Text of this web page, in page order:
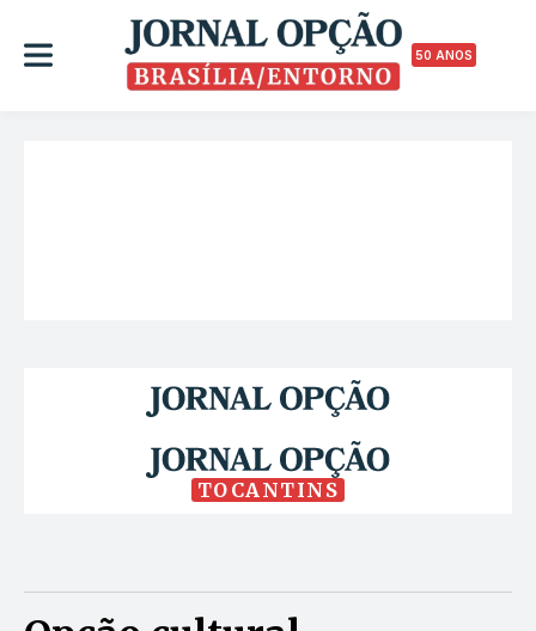
50 ANOS
TOCANTINS